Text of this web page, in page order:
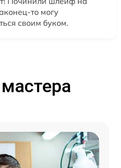
то могу
своим буком.